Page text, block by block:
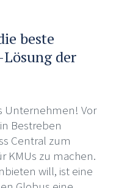
beste
der
Unternehmen! Vor
Bestreben
Central zum
KMUs zu machen.
will, ist eine